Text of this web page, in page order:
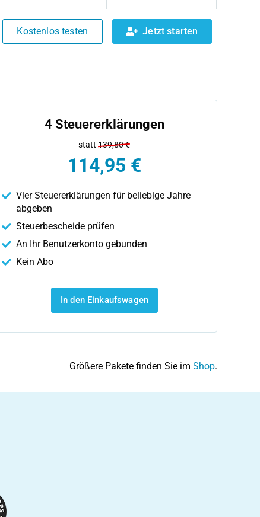
Kostenlos testen Jetzt starten
4 Steuererklärungen
statt139,80 €
114,95 €
Vier Steuererklärungen für beliebige Jahre
abgeben
Steuerbescheide prüfen
An Ihr Benutzerkonto gebunden
Kein Abo
In den Einkaufswagen
Größere Pakete finden Sie im Shop.